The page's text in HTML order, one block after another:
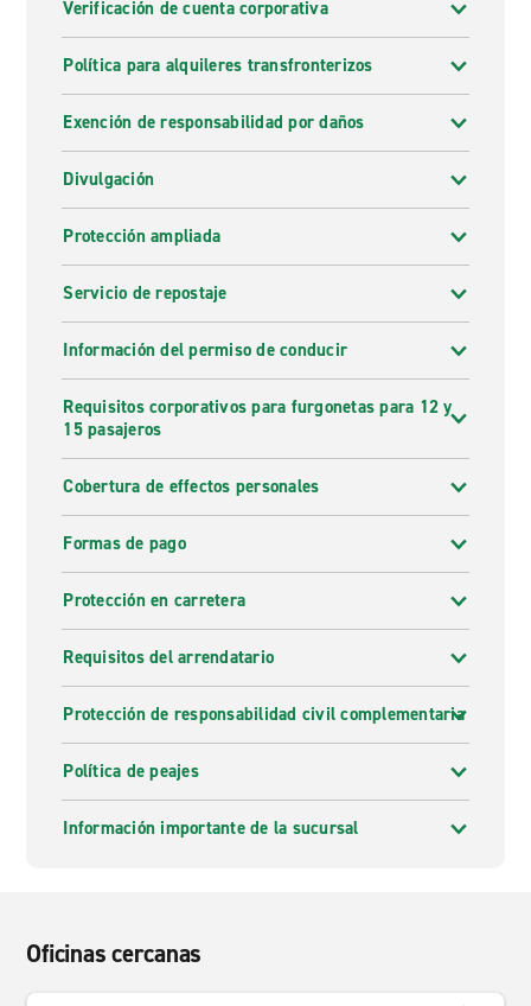
Verificación de cuenta corporativa
Política para alquileres transfronterizos
Exención de responsabilidad por daños
Divulgación
Protección ampliada
Servicio de repostaje
Información del permiso de conducir
Requisitos corporativos para furgonetas para 12 y
15 pasajeros
Cobertura de effectos personales
Formas de pago
Protección en carretera
Requisitos del arrendatario
Protección de responsabilidad civil complementaria
Política de peajes
Información importante de la sucursal
Oficinas cercanas